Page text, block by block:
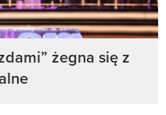
żegna się z